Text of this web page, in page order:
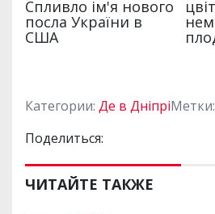
Категории: Де в ДніпріМетки:
Поделиться:
ЧИТАЙТЕ ТАКЖЕ